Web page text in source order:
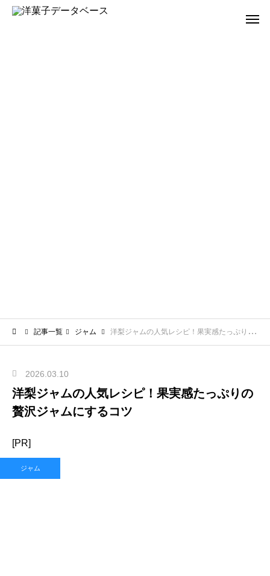
記事一覧 ジャム 洋梨ジャムの人気レシピ！果実感たっぷりの贅沢ジャムにするコツ
2026.03.10
洋梨ジャムの人気レシピ！果実感たっぷりの
贅沢ジャムにするコツ
[PR]
ジャム